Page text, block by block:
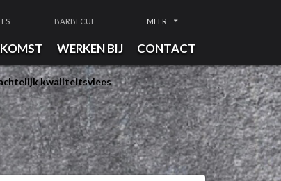
BARBECUE MEER
WERKEN BIJ CONTACT
kwaliteitsvlees